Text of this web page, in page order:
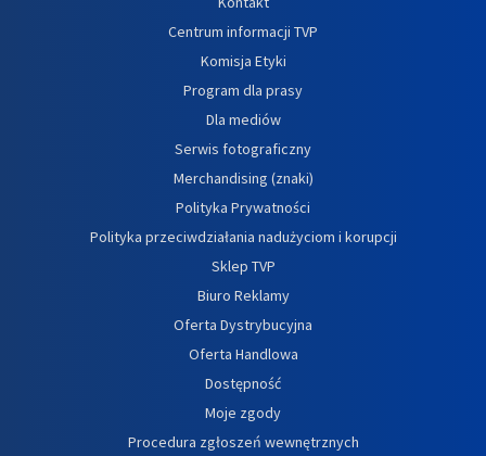
Centrum informacji TVP
Komisja Etyki
Program dla prasy
Dla mediów
Serwis fotograficzny
Merchandising (znaki)
Polityka Prywatności
Polityka przeciwdziałania nadużyciom i korupcji
Sklep TVP
Biuro Reklamy
Oferta Dystrybucyjna
Oferta Handlowa
Dostępność
Moje zgody
Procedura zgłoszeń wewnętrznych